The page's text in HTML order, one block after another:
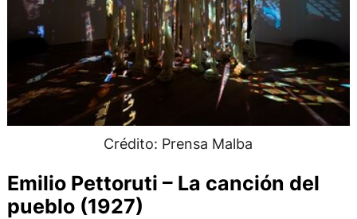
Crédito: Prensa Malba
Emilio Pettoruti – La canción del
pueblo (1927)